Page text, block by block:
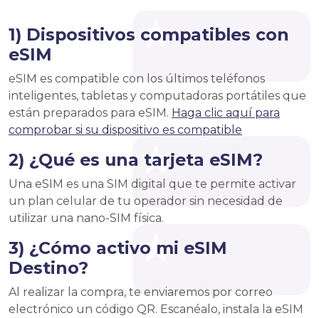
1) Dispositivos compatibles con
eSIM
eSIM es compatible con los últimos teléfonos
inteligentes, tabletas y computadoras portátiles que
están preparados para eSIM. Haga clic aquí para
comprobar si su dispositivo es compatible
2) ¿Qué es una tarjeta eSIM?
Una eSIM es una SIM digital que te permite activar
un plan celular de tu operador sin necesidad de
utilizar una nano-SIM física.
3) ¿Cómo activo mi eSIM
Destino?
Al realizar la compra, te enviaremos por correo
electrónico un código QR. Escanéalo, instala la eSIM